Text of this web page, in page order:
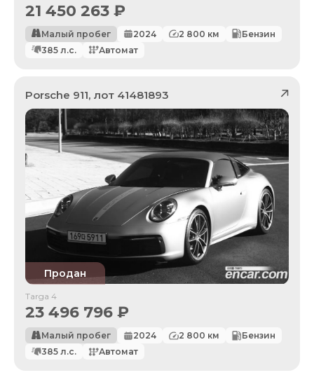
21 450 263 ₽
Малый пробег 2024 2 800 км
Бензин
385 л.с. Автомат
Porsche 911, лот 41481893
Продан
Targa 4
23 496 796 ₽
Малый пробег 2024 2 800 км
Бензин
385 л.с. Автомат